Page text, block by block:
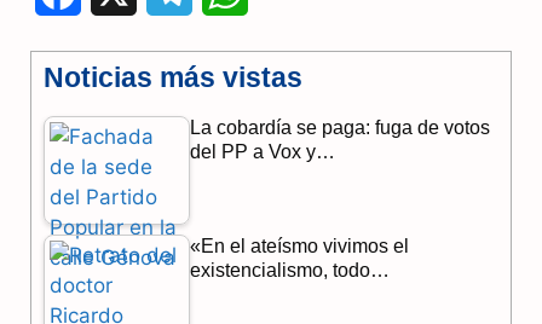
c
e
b
o
o
k
l
e
a
a
t
p
Noticias más vistas
La cobardía se paga: fuga de votos
del PP a Vox y…
«En el ateísmo vivimos el
existencialismo, todo…